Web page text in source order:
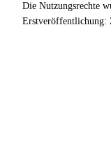
Die Nutzungsrechte
Erstveröffentlichung: